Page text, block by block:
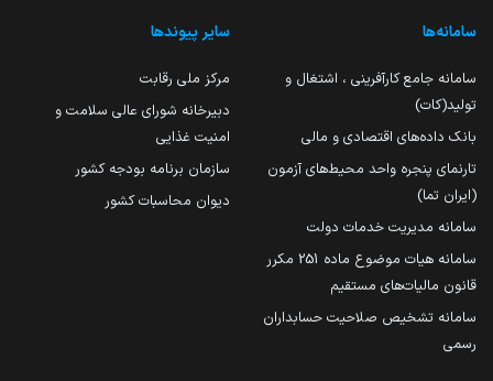
سامانه‌ها
سامانه جامع کارآفرینی ، اشتغال و
تولید(کات)
بانک داده‌های اقتصادی و مالی
تارنمای پنجره واحد محیط‌های آزمون
(ایران تما)
سامانه مدیریت خدمات دولت
سامانه هیات موضوع ماده 251 مکرر
قانون مالیات‌های مستقیم
سامانه تشخیص صلاحیت حسابداران
رسمی
سایر پیوندها
مرکز ملی رقابت
دبیرخانه شورای عالی سلامت و
امنیت غذایی
سازمان برنامه بودجه کشور
دیوان محاسبات کشور